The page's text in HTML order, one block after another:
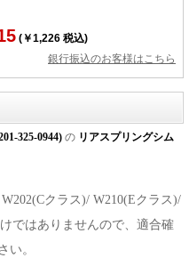
(￥1,226 税込)
銀行振込のお客様はこちら
325-0944) の リアスプリングシム
クラス)/ W210(Eクラス)/
ではありませんので、適合確
い。